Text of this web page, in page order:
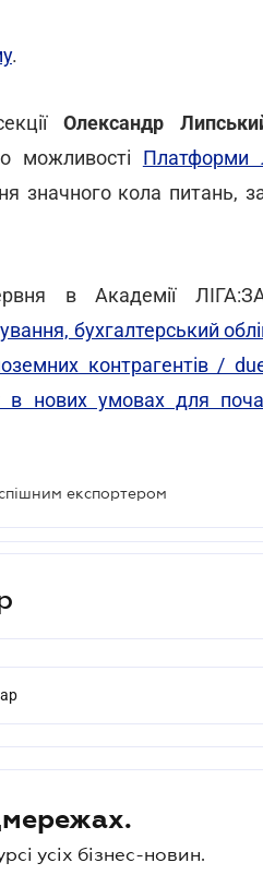
.
Олександр
можливості Платформи
значного кола питань,
в Академії
бухгалтерський
контрагентів /
в нових умовах для
експортером
усіх бізнес-новин.